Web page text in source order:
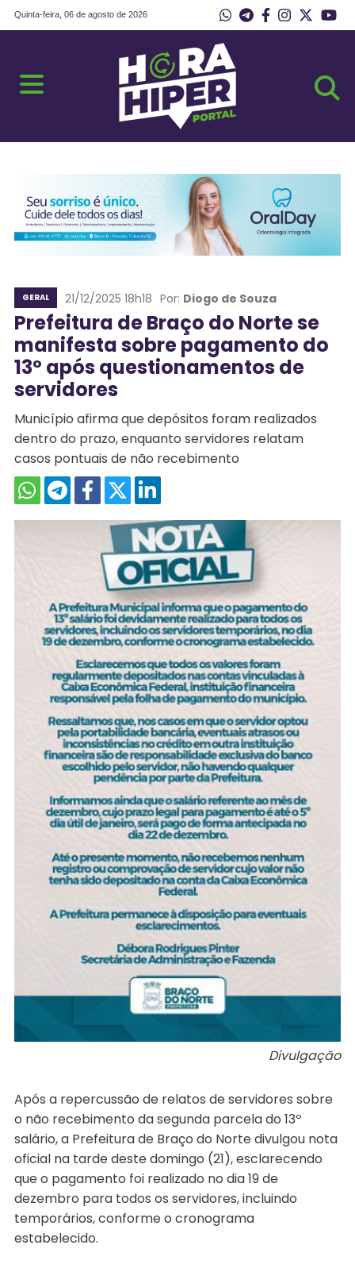
Quinta-feira, 06 de agosto de 2026
GERAL 21/12/2025 18h18 Por: Diogo de Souza
Prefeitura de Braço do Norte se
manifesta sobre pagamento do
13º após questionamentos de
servidores
Município afirma que depósitos foram realizados
dentro do prazo, enquanto servidores relatam
casos pontuais de não recebimento
Divulgação
Após a repercussão de relatos de servidores sobre
o não recebimento da segunda parcela do 13º
salário, a Prefeitura de Braço do Norte divulgou nota
oficial na tarde deste domingo (21), esclarecendo
que o pagamento foi realizado no dia 19 de
dezembro para todos os servidores, incluindo
temporários, conforme o cronograma
estabelecido.